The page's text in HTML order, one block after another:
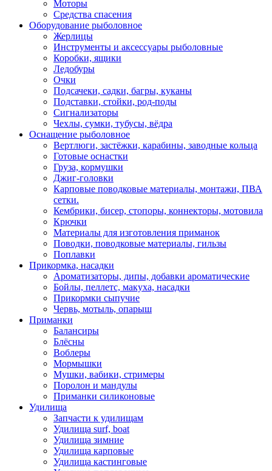
Моторы
Средства спасения
Оборудование рыболовное
Жерлицы
Инструменты и аксессуары рыболовные
Коробки, ящики
Ледобуры
Очки
Подсачеки, садки, багры, куканы
Подставки, стойки, род-поды
Сигнализаторы
Чехлы, сумки, тубусы, вёдра
Оснащение рыболовное
Вертлюги, застёжки, карабины, заводные кольца
Готовые оснастки
Груза, кормушки
Джиг-головки
Карповые поводковые материалы, монтажи, ПВА
сетки.
Кембрики, бисер, стопоры, коннекторы, мотовила
Крючки
Материалы для изготовления приманок
Поводки, поводковые материалы, гильзы
Поплавки
Прикормка, насадки
Ароматизаторы, дипы, добавки ароматические
Бойлы, пеллетс, макуха, насадки
Прикормки сыпучие
Червь, мотыль, опарыш
Приманки
Балансиры
Блёсны
Воблеры
Мормышки
Мушки, вабики, стримеры
Поролон и мандулы
Приманки силиконовые
Удилища
Запчасти к удилищам
Удилища surf, boat
Удилища зимние
Удилища карповые
Удилища кастинговые